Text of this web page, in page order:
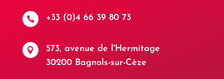
 +33 (0)4 66 39 80 73

573, avenue de l'Hermitage
30200 Bagnols-sur-Cèze